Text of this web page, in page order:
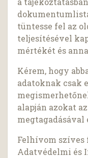
tüntesse fel az
teljesítésével
mértékét és
Kérem, hogy
adatoknak csak
alapján azokat
Felhívom szíves
Adatvédelmi és